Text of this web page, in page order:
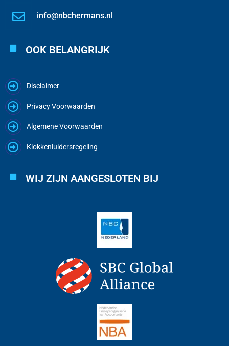
info@nbchermans.nl
OOK BELANGRIJK
Disclaimer
Privacy Voorwaarden
Algemene Voorwaarden
Klokkenluidersregeling
WIJ ZIJN AANGESLOTEN BIJ